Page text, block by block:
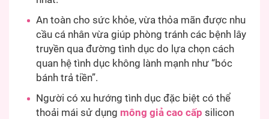
An toàn cho sức khỏe, vừa thỏa mãn được nhu
cầu cá nhân vừa giúp phòng tránh các bệnh lây
truyền qua đường tình dục do lựa chọn cách
quan hệ tình dục không lành mạnh như “bóc
bánh trả tiền”.
Người có xu hướng tình dục đặc biệt có thể
thoải mái sử dụng mông giả cao cấp silicon